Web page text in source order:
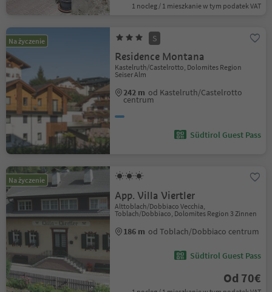
1 nocleg / 1 mieszkanie w tym podatek VAT
Na życzenie S
Residence Montana
Kastelruth/Castelrotto, Dolomites Region
Seiser Alm
242 m od Kastelruth/Castelrotto
centrum
Südtirol Guest Pass
Na życzenie
App. Villa Viertler
Alttoblach/Dobbiaco Vecchia,
Toblach/Dobbiaco, Dolomites Region 3 Zinnen
186 m od Toblach/Dobbiaco centrum
Südtirol Guest Pass
Od 70€